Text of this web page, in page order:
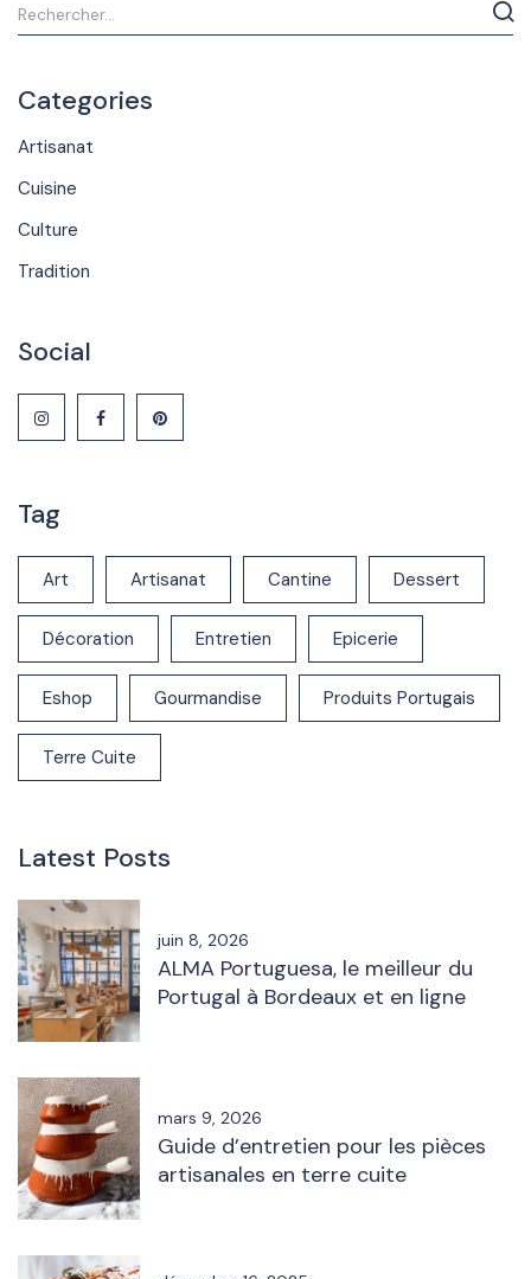
Categories
Artisanat
Cuisine
Culture
Tradition
Social
Tag
Art Artisanat Cantine Dessert
Décoration Entretien Epicerie
Eshop Gourmandise Produits Portugais
Terre Cuite
Latest Posts
juin 8, 2026
ALMA Portuguesa, le meilleur du
Portugal à Bordeaux et en ligne
mars 9, 2026
Guide d’entretien pour les pièces
artisanales en terre cuite